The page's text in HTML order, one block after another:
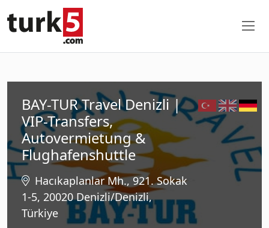
BAY-TUR Travel Denizli |
VIP-Transfers,
Autovermietung &
Flughafenshuttle
Hacıkaplanlar Mh., 921. Sokak
1-5, 20020 Denizli/Denizli,
Türkiye